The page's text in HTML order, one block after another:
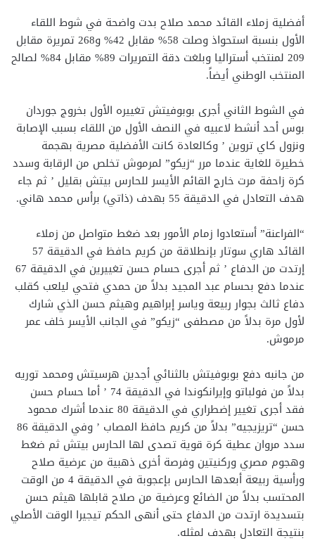
أفضلية زملاء القائد محمد صلاح بدت واضحة في شوط اللقاء
الأول بنسبة استحواذ وصلت 58% مقابل 42% و268 تمريرة مقابل
209 لمنتخب أستراليا وبلغت دقة التمريرات 89% مقابل 84% لصالح
المنتخب الوطني أيضاً.
في الشوط الثاني أجرى بوبوفيتش تغييره الأول بخروج جوردان
بوس أحد أنشط لاعبيه في النصف الأول من اللقاء بسبب الإصابة
ونزول كاي تروين ’ وكالعادة كانت الأفضلية مصرية بهجمة
خطيرة للغاية عندما مرر “زيكو” لمرموش تخلص من الرقابة وسدد
كرة زاحفة مرت خارج القائم الأيسر للحارس بيتش بقليل ’ ثم جاء
هدف التعادل في الدقيقة 55 بهدف (ذاتي) برأس محمد هاني.
“الفراعنة” أستعادوا زمام الأمور بعد ضغط متواصل من زملاء
القائد هاري سوتار بإنطلاقة من كريم حافظ في الدقيقة 57
إرتدت من الدفاع ’ ثم أجرى حسام حسن تغييرين في الدقيقة 67
عندما دفع بحسام عبد المجيد بدلاً من حمدي فتحي ليلعب كقلب
دفاع ثالث بجوار ربيعة وياسر إبراهيم وهيثم حسن الذي شارك
لأول مرة بدلاً من مصطفى “زيكو” في الجانب الأيسر خلف عمر
مرموش.
من جانبه دفع بوبوفيتش بالثنائي أجدين هرسيتش ومحمد توريه
بدلاً من فولباتو وإيرانكوندا في الدقيقة 74 ’ أما حسام حسن
فقد أجرى تغيير إضطراري في الدقيقة 80 عندما أشرك محمود
حسن “تريزيجيه” بدلاً من كريم حافظ المصاب ’ وفي الدقيقة 86
سدد مروان عطية كرة قوية تصدى لها الحارس بيتش ثم ضغط
وهجوم مصري وركنيتين وفرصة أخرى ذهبية من عرضية صلاح
ورأسية ربيعة أبعدها الحارس بإعجوبة في الدقيقة 4 من الوقت
المحتسب بدلاً من الضائع وعرضية من صلاح قابلها هيثم حسن
بتسديدة ارتدت من الدفاع حتى أنهى الحكم تيجيرا الوقت الأصلي
بنتيجة التعادل بهدف لمثله.